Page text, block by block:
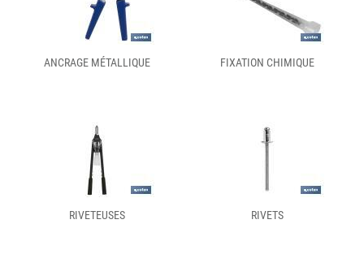
ANCRAGE MÉTALLIQUE FIXATION CHIMIQUE
RIVETEUSES RIVETS